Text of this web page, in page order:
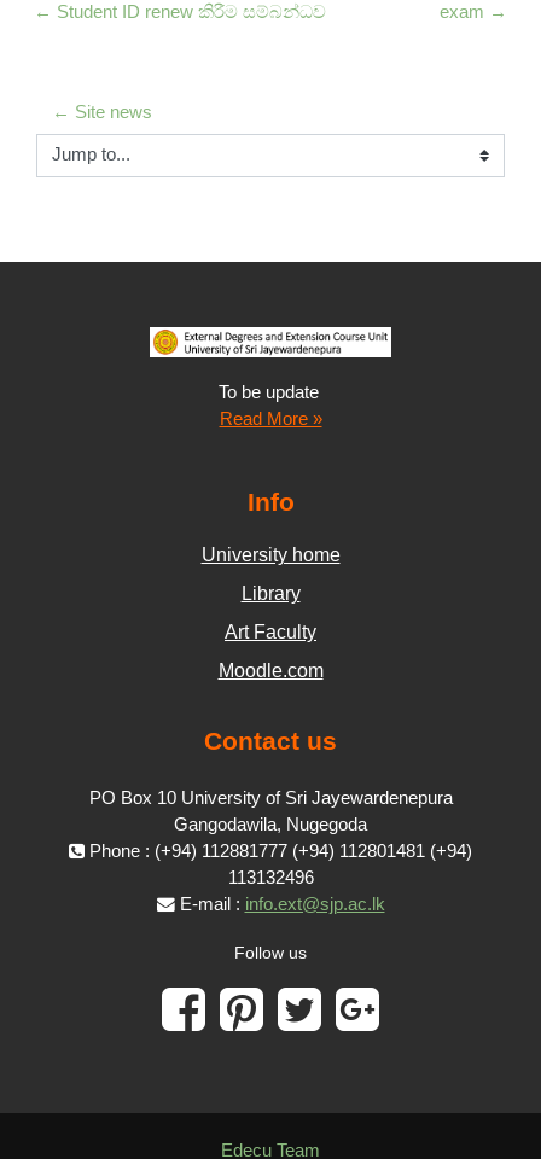
← Student ID renew කිරීම සම්බන්ධව exam →
← Site news
Jump to...
To be update
Read More »
Info
University home
Library
Art Faculty
Moodle.com
Contact us
PO Box 10 University of Sri Jayewardenepura
Gangodawila, Nugegoda
Phone : (+94) 112881777 (+94) 112801481 (+94)
113132496
E-mail : info.ext@sjp.ac.lk
Follow us
Edecu Team